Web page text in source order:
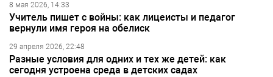
8 мая 2026, 14:33
Учитель пишет с войны: как лицеисты и педагог
вернули имя героя на обелиск
29 апреля 2026, 22:48
Разные условия для одних и тех же детей: как
сегодня устроена среда в детских садах